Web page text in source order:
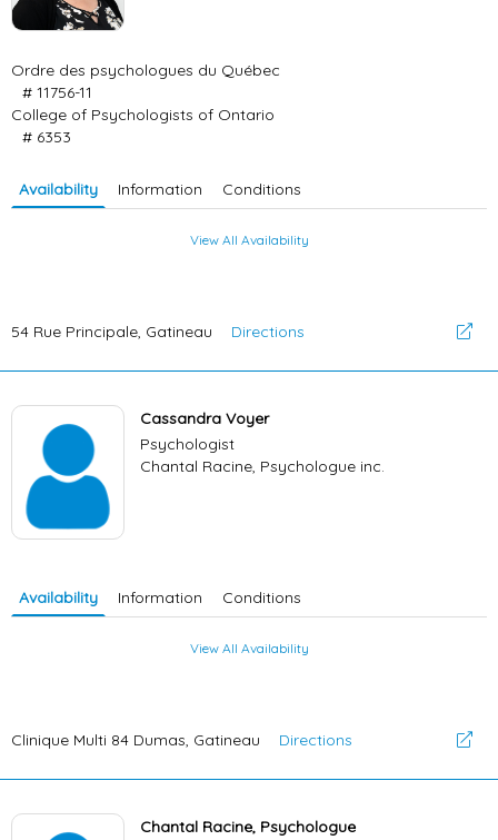
Ordre des psychologues du Québec
# 11756-11
College of Psychologists of Ontario
# 6353
Availability Information Conditions
View All Availability
54 Rue Principale, Gatineau Directions
Cassandra Voyer
Psychologist
Chantal Racine, Psychologue inc.
Availability Information Conditions
View All Availability
Clinique Multi 84 Dumas, Gatineau Directions
Chantal Racine, Psychologue